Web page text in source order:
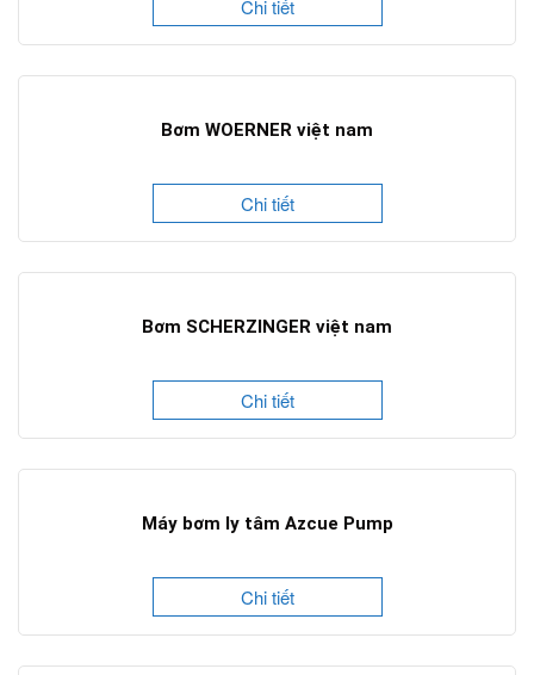
Chi tiết
Bơm WOERNER việt nam
Chi tiết
Bơm SCHERZINGER việt nam
Chi tiết
Máy bơm ly tâm Azcue Pump
Chi tiết